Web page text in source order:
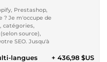
Prestashop,
? Je m'occupe de
catégories,
source),
SEO. Jusqu'à
langues + 436,98 $US